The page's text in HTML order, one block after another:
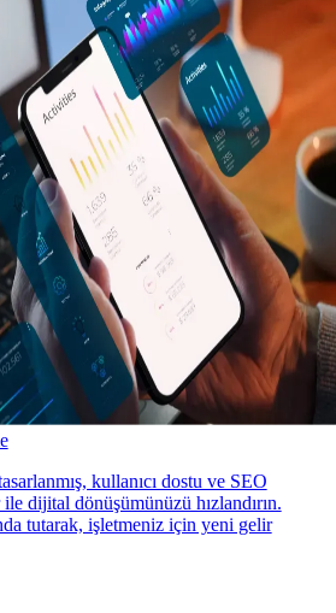
kullanıcı dostu ve SEO
dijital dönüşümünüzü hızlandırın.
tutarak, işletmeniz için yeni gelir